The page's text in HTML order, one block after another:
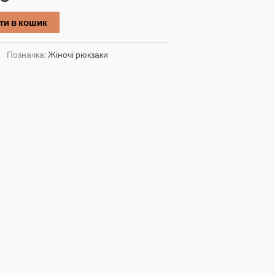
ціна:
1495 ₴.
в кошик
Позначка:Жіночі рюкзаки